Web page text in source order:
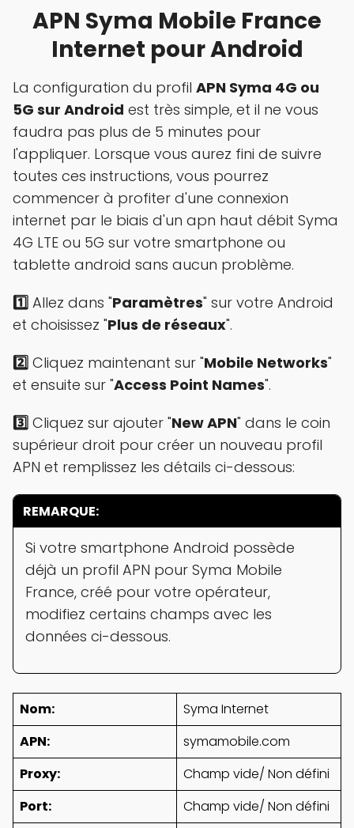
APN Syma Mobile France
Internet pour Android
La configuration du profil APN Syma 4G ou
5G sur Android est très simple, et il ne vous
faudra pas plus de 5 minutes pour
l'appliquer. Lorsque vous aurez fini de suivre
toutes ces instructions, vous pourrez
commencer à profiter d'une connexion
internet par le biais d'un apn haut débit Syma
4G LTE ou 5G sur votre smartphone ou
tablette android sans aucun problème.
1️⃣ Allez dans "Paramètres" sur votre Android
et choisissez "Plus de réseaux".
2️⃣ Cliquez maintenant sur "Mobile Networks"
et ensuite sur "Access Point Names".
3️⃣ Cliquez sur ajouter "New APN" dans le coin
supérieur droit pour créer un nouveau profil
APN et remplissez les détails ci-dessous:
REMARQUE:
Si votre smartphone Android possède
déjà un profil APN pour Syma Mobile
France, créé pour votre opérateur,
modifiez certains champs avec les
données ci-dessous.
Nom:
Syma Internet
APN:
symamobile.com
Proxy:
Champ vide/ Non défini
Port:
Champ vide/ Non défini